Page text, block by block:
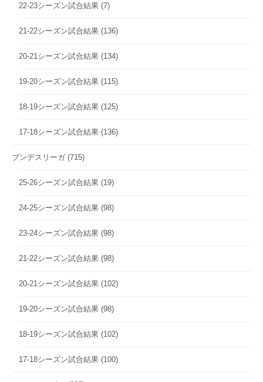
22-23シーズン試合結果 (7)
21-22シーズン試合結果 (136)
20-21シーズン試合結果 (134)
19-20シーズン試合結果 (115)
18-19シーズン試合結果 (125)
17-18シーズン試合結果 (136)
ブンデスリーガ (715)
25-26シーズン試合結果 (19)
24-25シーズン試合結果 (98)
23-24シーズン試合結果 (98)
21-22シーズン試合結果 (98)
20-21シーズン試合結果 (102)
19-20シーズン試合結果 (98)
18-19シーズン試合結果 (102)
17-18シーズン試合結果 (100)